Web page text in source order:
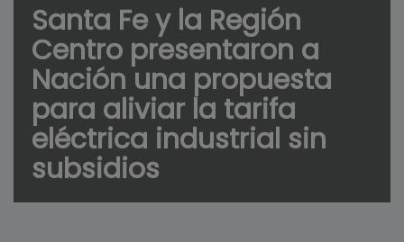
Santa Fe y la Región
Centro presentaron a
Nación una propuesta
para aliviar la tarifa
eléctrica industrial sin
subsidios